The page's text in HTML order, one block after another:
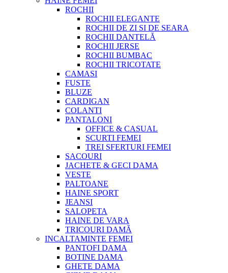
ROCHII
ROCHII ELEGANTE
ROCHII DE ZI SI DE SEARA
ROCHII DANTELĂ
ROCHII JERSE
ROCHII BUMBAC
ROCHII TRICOTATE
CAMASI
FUSTE
BLUZE
CARDIGAN
COLANTI
PANTALONI
OFFICE & CASUAL
SCURTI FEMEI
TREI SFERTURI FEMEI
SACOURI
JACHETE & GECI DAMA
VESTE
PALTOANE
HAINE SPORT
JEANSI
SALOPETA
HAINE DE VARA
TRICOURI DAMĂ
INCALTAMINTE FEMEI
PANTOFI DAMA
BOTINE DAMA
GHETE DAMA